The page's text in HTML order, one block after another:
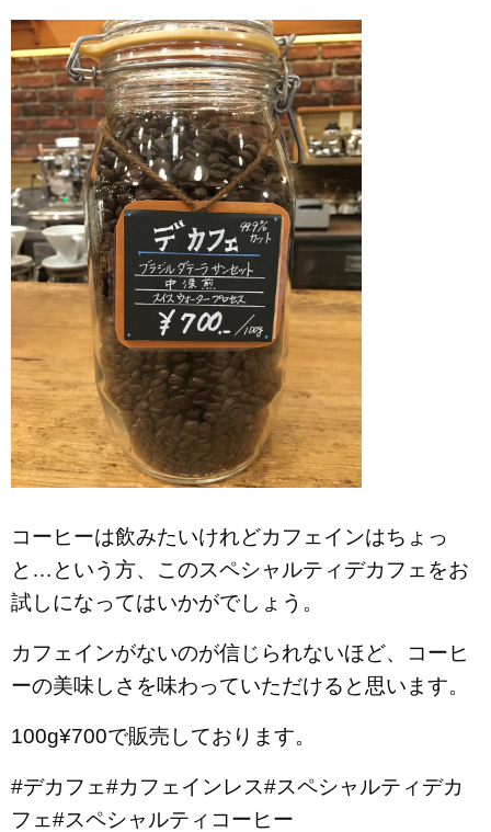
コーヒーは飲みたいけれどカフェインはちょっ
と…という方、このスペシャルティデカフェをお
試しになってはいかがでしょう。
カフェインがないのが信じられないほど、コーヒ
ーの美味しさを味わっていただけると思います。
100g¥700で販売しております。
#デカフェ#カフェインレス#スペシャルティデカ
フェ#スペシャルティコーヒー